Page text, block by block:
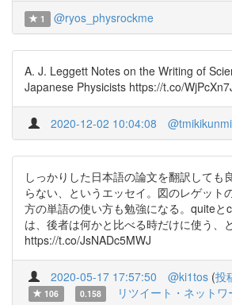
1 @ryos_physrockme
A. J. Leggett Notes on the Writing of
Japanese Physicists https://t.co/
2020-12-02 10:04:08
しっかりした日本語の論文を翻訳しても
らない、というエッセイ。図のレゲット
方の単語の使い方も勉強になる。quiteと
は、後者は何かと比べる時だけに使う、
https://t.co/JsNADc5MWJ
2020-05-17 17:57:50 @ki1tos (投
106
0.158 リツイート・ネット